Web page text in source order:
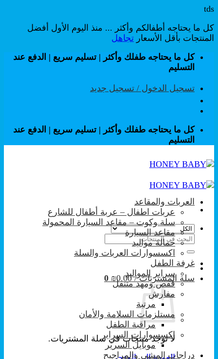
tds
كل ما يحتاجه أطفالكم وأكثر ... منذ اليوم الأول أفضل
المنتجات بأقل الأسعار تجاهل
تخطي
للمحتوى
كل ما يحتاجه طفلك وأكثر | تسليم سريع | الدفع عند
التسليم
تسجيل الدخول / تسجيل جديد
كل ما يحتاجه طفلك وأكثر | تسليم سريع | الدفع عند
التسليم
البحث
عن:
سلة المشتريات / ₪0.00
0
لا توجد منتجات في سلة المشتريات.
العربات والمقاعد
عربات اطفال – عربة أطفال للشارع
سلة وكوت – مقاعد السيارة المحمولة
مقاعد السيارة
حمالة مواليد
اكسسوارات العربات والسلة
غرفة الطفل
سراير المواليد
قفص ومهد متنقل
مفارش
مرتبة
مستلزمات السلامة والأمان
مراقبة الطفل
إكسسوارات السراير
موبايل السرير
دراجات المشي والمراجيح